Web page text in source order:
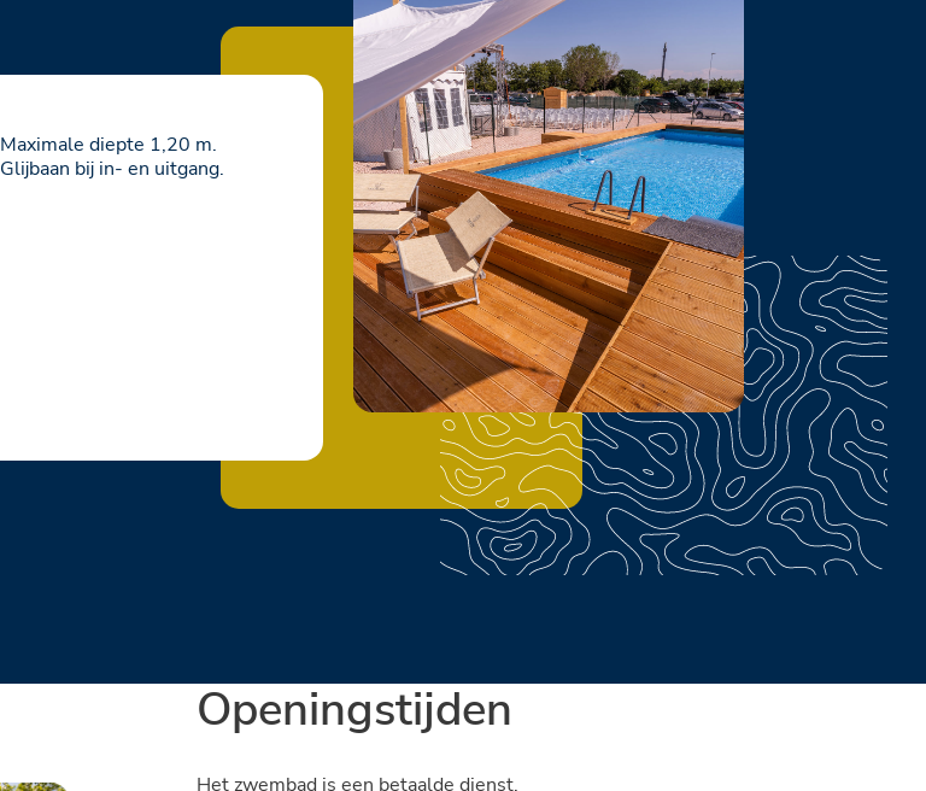
Maximale diepte 1,20 m.
Glijbaan bij in- en uitgang.
Openingstijden
Het zwembad is een betaalde dienst.